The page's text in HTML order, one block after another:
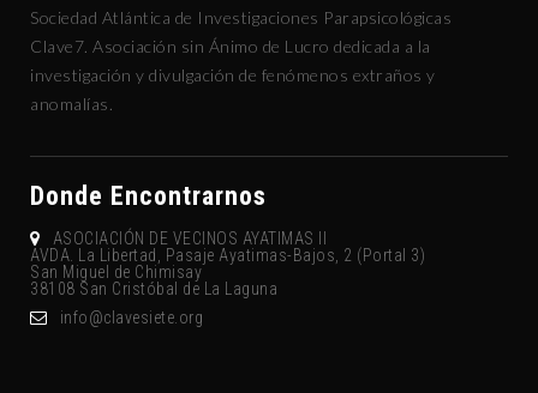
Sociedad Atlántica de Investigaciones Parapsicológicas
Clave7. Asociación sin Ánimo de Lucro dedicada a la
investigación y divulgación de fenómenos extraños y
anomalías.
Donde Encontrarnos
ASOCIACIÓN DE VECINOS AYATIMAS II
AVDA. La Libertad, Pasaje Ayatimas-Bajos, 2 (Portal 3)
San Miguel de Chimisay
38108 San Cristóbal de La Laguna
gro.eteisevalc@ofni